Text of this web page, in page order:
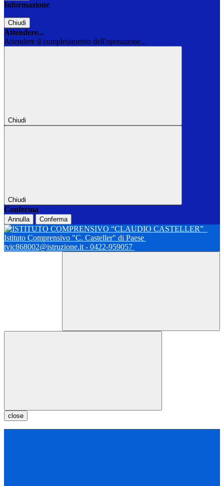
Informazione
Chiudi
Attendere...
Attendere il completamento dell'operazione...
Chiudi
Chiudi
Conferma
Annulla Conferma
Istituto Comprensivo "C. Casteller" di Paese
tvic868002@istruzione.it - 0422-959057
close